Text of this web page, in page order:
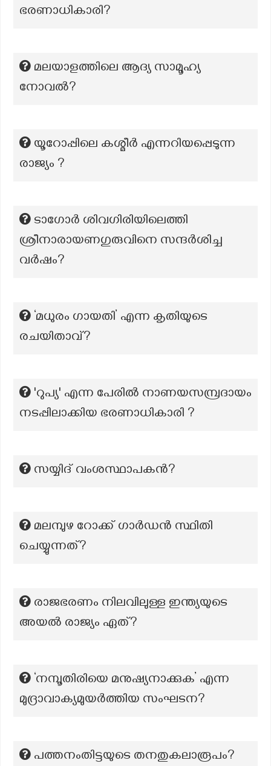
ഭരണാധികാരി?
മലയാളത്തിലെ ആദ്യ സാമൂഹ്യ
നോവല്‍?
യൂറോപ്പിലെ കശ്മീർ എന്നറിയപ്പെടുന്ന
രാജ്യം ?
ടാഗോര്‍ ശിവഗിരിയിലെത്തി
ശ്രീനാരായണഗുരുവിനെ സന്ദര്‍ശിച്ച
വര്‍ഷം?
‘മധുരം ഗായതി’ എന്ന കൃതിയുടെ
രചയിതാവ്?
'റുപ്യ' എന്ന പേരിൽ നാണയസമ്പ്രദായം
നടപ്പിലാക്കിയ ഭരണാധികാരി ?
സയ്യിദ് വംശസ്ഥാപകൻ?
മലമ്പുഴ റോക്ക് ഗാര്‍ഡന്‍ സ്ഥിതി
ചെയ്യുന്നത്?
രാജഭരണം നിലവിലുള്ള ഇന്ത്യയുടെ
അയൽ രാജ്യം ഏത്?
‘നമ്പൂതിരിയെ മനുഷ്യനാക്കുക’ എന്ന
മുദ്രാവാക്യമുയർത്തിയ സംഘടന?
പത്തനംതിട്ടയുടെ തനതുകലാരൂപം?